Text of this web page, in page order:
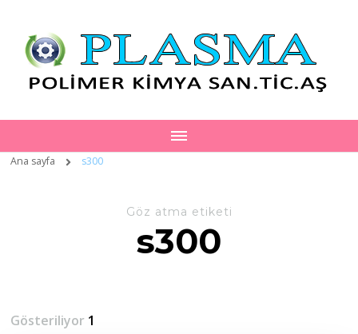
Ana sayfa s300
Göz atma etiketi
s300
Gösteriliyor 1